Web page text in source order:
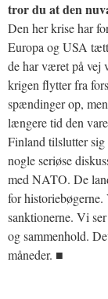
tror du at den
Den her krise har
Europa og USA
de har været på vej
krigen flytter fra
spændinger op,
længere tid den
Finland tilslutter
nogle seriøse
med NATO. De
for
sanktionerne. Vi
og sammenhold.
måneder. ■